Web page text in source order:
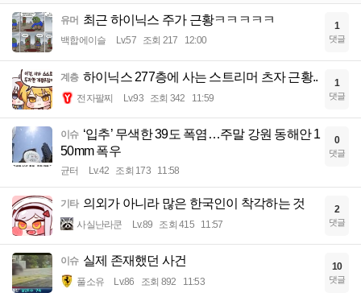
유머 최근 하이닉스 주가 근황ㅋㅋㅋㅋㅋ
백합에이슬 Lv.57 조회 217 12:00
1
댓글
계층 하이닉스 277층에 사는 스트리머 츠자 근황..
전자팔찌 Lv.93 조회 342 11:59
1
댓글
이슈 ‘입추’ 무색한 39도 폭염…주말 강원 동해안 1
50mm 폭우
균터 Lv.42 조회 173 11:58
0
댓글
기타 의외가 아니라 많은 한국인이 착각하는 것
사실난라쿤 Lv.89 조회 415 11:57
2
댓글
이슈 실제 존재했던 사건
풀소유 Lv.86 조회 892 11:53
10
댓글